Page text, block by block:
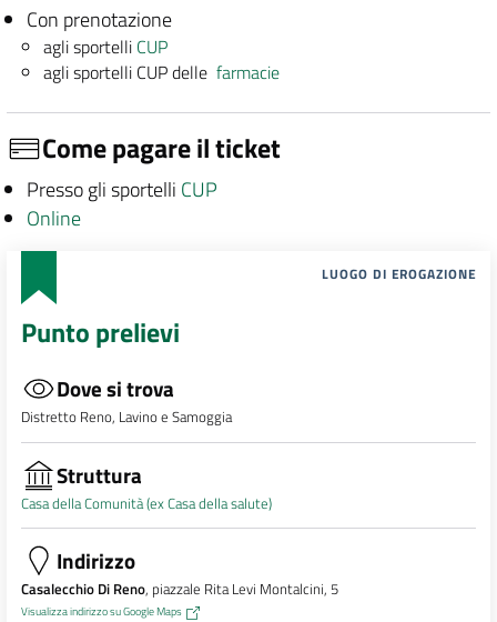
Con prenotazione
agli sportelli CUP
agli sportelli CUP dellefarmacie
Come pagare il ticket
Presso gli sportelli CUP
Online
LUOGO DI EROGAZIONE
Punto prelievi
Dove si trova
Distretto Reno, Lavino e Samoggia
Struttura
Casa della Comunità (ex Casa della salute)
Indirizzo
Casalecchio Di Reno, piazzale Rita Levi Montalcini, 5
Visualizza indirizzo su Google Maps